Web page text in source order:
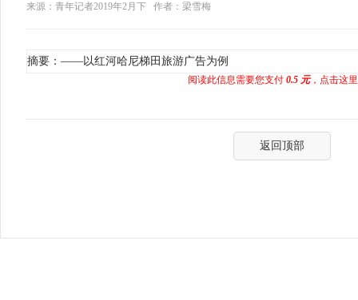
来源：青年记者2019年2月下
作者：梁雪梅
摘要：——以红河哈尼梯田旅游广告为例
阅读此信息需要您支付 0.5 元，点击这
返回顶部